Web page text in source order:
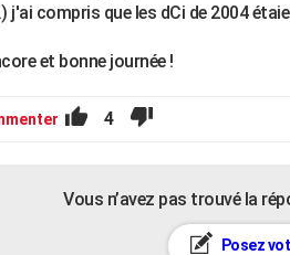
j'ai compris que les dCi de 2004
et bonne journée !
4
Vous n’avez pas trouvé la
Posez